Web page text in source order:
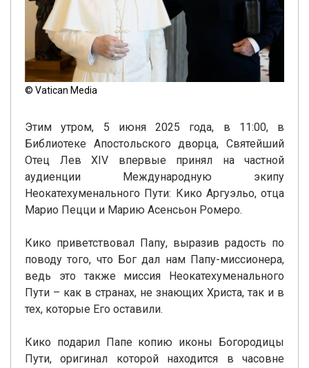
© Vatican Media
Этим утром, 5 июня 2025 года, в 11:00, в
Библиотеке Апостольского дворца, Святейший
Отец Лев XIV впервые принял на частной
аудиенции Международную экипу
Неокатехуменального Пути: Кико Аргуэльо, отца
Марио Пецци и Марию Асенсьон Ромеро.
Кико приветствовал Папу, выразив радость по
поводу того, что Бог дал нам Папу-миссионера,
ведь это также миссия Неокатехуменального
Пути – как в странах, не знающих Христа, так и в
тех, которые Его оставили.
Кико подарил Папе копию иконы Богородицы
Пути, оригинал которой находится в часовне